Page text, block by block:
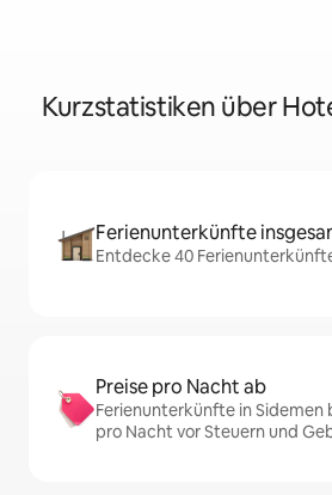
Kurzstatistiken über
Ferienunterkünfte
Entdecke 40
Preise pro Nacht ab
Ferienunterkünfte in Sidemen
pro Nacht vor Steuern und